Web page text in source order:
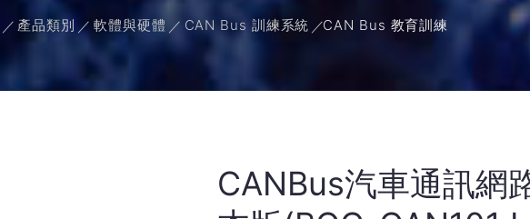
產品類別 軟體與硬體 CAN Bus 訓練系統 CAN Bus 教育訓練
CANBus汽車通訊網